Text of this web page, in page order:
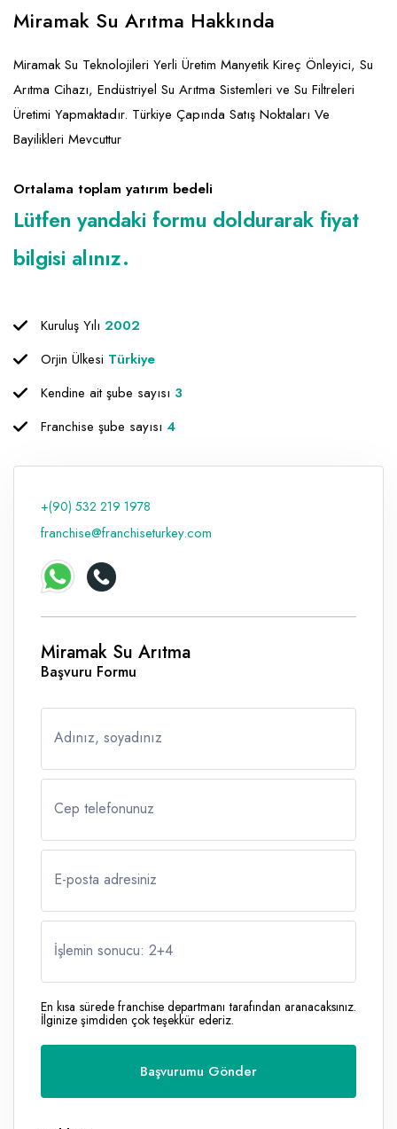
Sağlık Güzellik
Turizm - Eğlence
Mobilya ve Ev Tekstili
Oyuncak ve Hediyelik
Takı
Yapı Malzemesi - Hırdavat
Gıda ve Sarf Malzemeleri
Güvenlik - Temizlik
Giyim - Aksesuar
Hukuk - Marka - Patent ve Tercüme
Isıtma - Soğutma ve Havalandırma
Lojistik - Kargo ve Kurye
Matbaa - Fotoğraf
Mobilya Dekorasyon
Proje - İnşaat ve Tesisat
Raf ve Depo Sistemleri
Reklam - Tanıtım - PR ve İnternet
Seyahat - Rent A Car
Tabela - Dijital Baskı
Miramak Su Arıtma Hakkında
Miramak Su Teknolojileri Yerli Üretim Manyetik Kireç Önleyici, Su
Arıtma Cihazı, Endüstriyel Su Arıtma Sistemleri ve Su Filtreleri
Üretimi Yapmaktadır. Türkiye Çapında Satış Noktaları Ve
Bayilikleri Mevcuttur
Ortalama toplam yatırım bedeli
Lütfen yandaki formu doldurarak fiyat
bilgisi alınız.
Kuruluş Yılı 2002
Orjin Ülkesi Türkiye
Kendine ait şube sayısı 3
Franchise şube sayısı 4
+(90) 532 219 1978
franchise@franchiseturkey.com
Miramak Su Arıtma
Başvuru Formu
Adınız, soyadınız
Cep telefonunuz
E-posta adresiniz
İşlemin sonucu: 2+4
En kısa sürede franchise departmanı tarafından aranacaksınız.
İlginize şimdiden çok teşekkür ederiz.